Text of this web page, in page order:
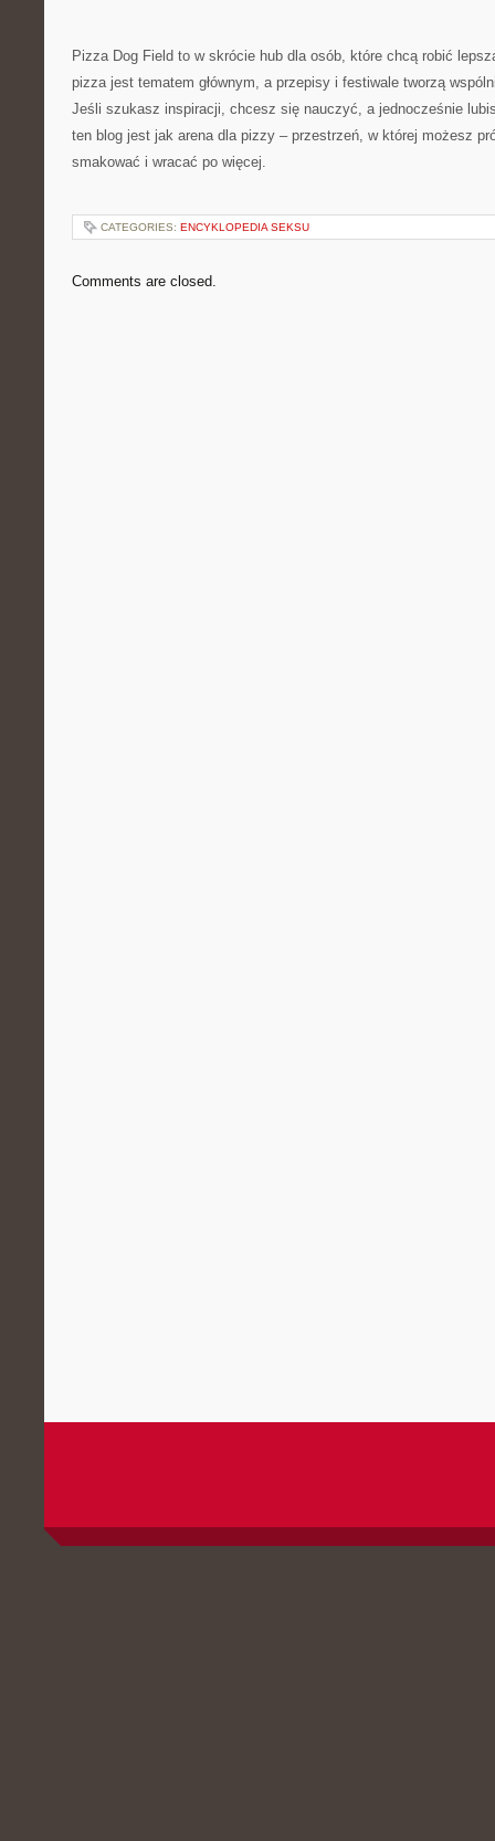
Pizza Dog Field to w skrócie hub dla osób, które chcą robić
pizza jest tematem głównym, a przepisy i festiwale tworzą
Jeśli szukasz inspiracji, chcesz się nauczyć, a jednocześnie
ten blog jest jak arena dla pizzy – przestrzeń, w której możesz
smakować i wracać po więcej.
CATEGORIES: ENCYKLOPEDIA SEKSU
Comments are closed.